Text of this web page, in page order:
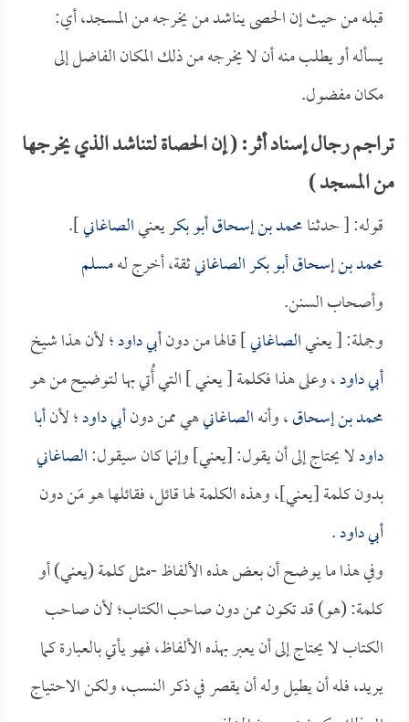
قبله من حيث إن الحصى يناشد من يخرجه من المسجد، أي:
يسأله أو يطلب منه أن لا يخرجه من ذلك المكان الفاضل إلى
مكان مفضول.
تراجم رجال إسناد أثر: ( إن الحصاة لتناشد الذي يخرجها
من المسجد )
قوله: [ حدثنامحمد بن إسحاق أبو بكريعنيالصاغاني].
محمد بن إسحاق أبو بكر الصاغانيثقة، أخرج لهمسلم
وأصحاب السنن.
وجملة: [ يعنيالصاغاني] قالها من دونأبي داود؛ لأن هذا شيخ
أبي داود، وعلى هذا فكلمة [ يعني ] التي أُتي بها لتوضيح من هو
محمد بن إسحاق، وأنهالصاغانيهي ممن دونأبي داود؛ لأنأبا
داودلا يحتاج إلى أن يقول: [يعني] وإنما كان سيقول:الصاغاني
بدون كلمة [يعني]، وهذه الكلمة لها قائل، فقائلها هو مَن دون
أبي داود.
وفي هذا ما يوضح أن بعض هذه الألفاظ -مثل كلمة (يعني) أو
كلمة: (هو) قد تكون ممن دون صاحب الكتاب؛ لأن صاحب
الكتاب لا يحتاج إلى أن يعبر بهذه الألفاظ، فهو يأتي بالعبارة كما
يريد، فله أن يطيل وله أن يقصر في ذكر النسب، ولكن الاحتياج